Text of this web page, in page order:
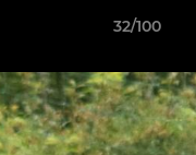
32/100